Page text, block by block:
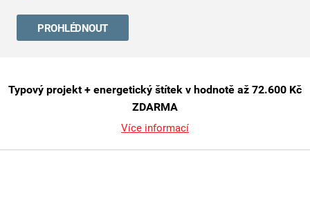
PROHLÉDNOUT
Typový projekt + energetický štítek v hodnotě až 72.600 Kč
ZDARMA
Více informací